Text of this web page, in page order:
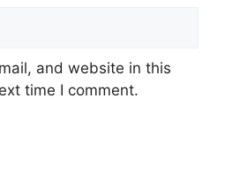
Market
& Cash Management
lain
and website in this
time I comment.